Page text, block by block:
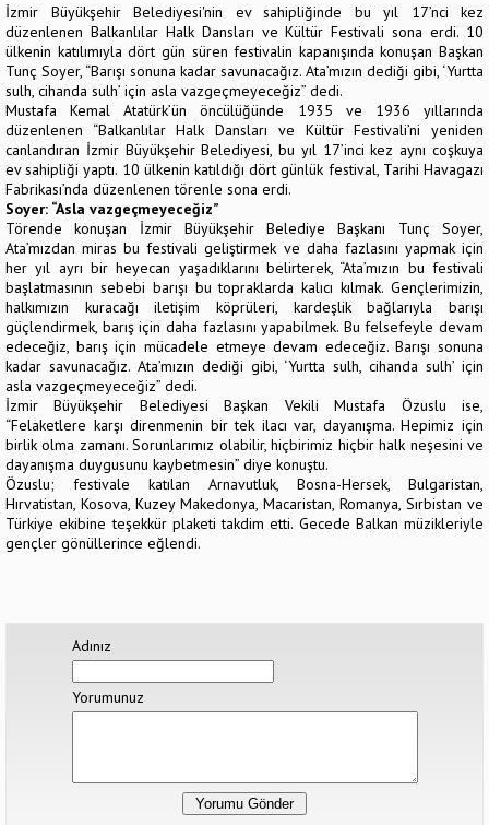
İzmir Büyükşehir Belediyesi'nin ev sahipliğinde bu yıl 17’nci kez
düzenlenen Balkanlılar Halk Dansları ve Kültür Festivali sona erdi. 10
ülkenin katılımıyla dört gün süren festivalin kapanışında konuşan Başkan
Tunç Soyer, “Barışı sonuna kadar savunacağız. Ata’mızın dediği gibi, ‘Yurtta
sulh, cihanda sulh’ için asla vazgeçmeyeceğiz” dedi.
Mustafa Kemal Atatürk’ün öncülüğünde 1935 ve 1936 yıllarında
düzenlenen “Balkanlılar Halk Dansları ve Kültür Festivali’ni yeniden
canlandıran İzmir Büyükşehir Belediyesi, bu yıl 17’inci kez aynı coşkuya
ev sahipliği yaptı. 10 ülkenin katıldığı dört günlük festival, Tarihi Havagazı
Fabrikası’nda düzenlenen törenle sona erdi.
Soyer: “Asla vazgeçmeyeceğiz”
Törende konuşan İzmir Büyükşehir Belediye Başkanı Tunç Soyer,
Ata’mızdan miras bu festivali geliştirmek ve daha fazlasını yapmak için
her yıl ayrı bir heyecan yaşadıklarını belirterek, “Ata’mızın bu festivali
başlatmasının sebebi barışı bu topraklarda kalıcı kılmak. Gençlerimizin,
halkımızın kuracağı iletişim köprüleri, kardeşlik bağlarıyla barışı
güçlendirmek, barış için daha fazlasını yapabilmek. Bu felsefeyle devam
edeceğiz, barış için mücadele etmeye devam edeceğiz. Barışı sonuna
kadar savunacağız. Ata’mızın dediği gibi, ‘Yurtta sulh, cihanda sulh’ için
asla vazgeçmeyeceğiz” dedi.
İzmir Büyükşehir Belediyesi Başkan Vekili Mustafa Özuslu ise,
“Felaketlere karşı direnmenin bir tek ilacı var, dayanışma. Hepimiz için
birlik olma zamanı. Sorunlarımız olabilir, hiçbirimiz hiçbir halk neşesini ve
dayanışma duygusunu kaybetmesin” diye konuştu.
Özuslu; festivale katılan Arnavutluk, Bosna-Hersek, Bulgaristan,
Hırvatistan, Kosova, Kuzey Makedonya, Macaristan, Romanya, Sırbistan ve
Türkiye ekibine teşekkür plaketi takdim etti. Gecede Balkan müzikleriyle
gençler gönüllerince eğlendi.
Adınız
Yorumunuz